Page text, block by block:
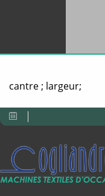
cantre ; largeur;